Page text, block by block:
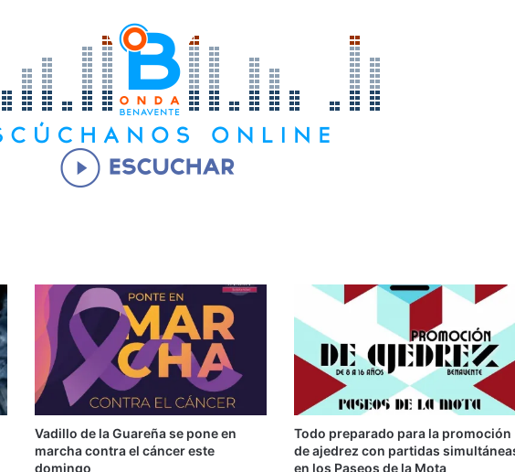
Vadillo de la Guareña se pone en
marcha contra el cáncer este
domingo
Todo preparado para la promoción
de ajedrez con partidas
en los Paseos de la Mota